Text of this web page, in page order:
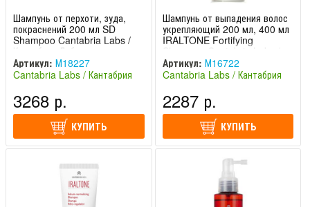
Шампунь от перхоти, зуда,
покраснений 200 мл SD
Shampoo Cantabria Labs /
Кантабрия Лабс
Артикул: М18227
Cantabria Labs / Кантабрия
3268 р.
КУПИТЬ
Шампунь от выпадения волос
укрепляющий 200 мл, 400 мл
IRALTONE Fortifying
Shampoo Cantabria Labs /
Кантабрия Лабс
Артикул: М16722
Cantabria Labs / Кантабрия
2287 р.
КУПИТЬ